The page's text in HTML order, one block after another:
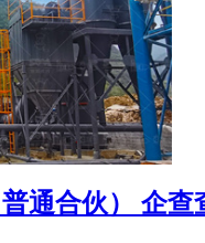
通合伙） 企查